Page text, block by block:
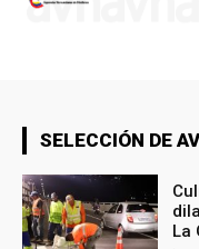
SELECCIÓN DE
La